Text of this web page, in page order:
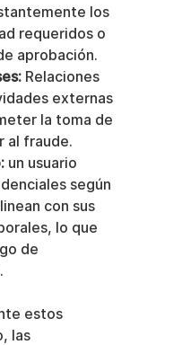
los
requeridos o
aprobación.
Relaciones
externas
la toma de
al fraude.
un usuario
según
con sus
lo que
de
estos
las